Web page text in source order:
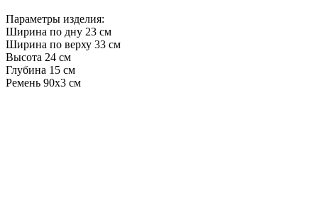
Параметры изделия:
Ширина по дну 23 см
Ширина по верху 33 см
Высота 24 см
Глубина 15 см
Ремень 90х3 см